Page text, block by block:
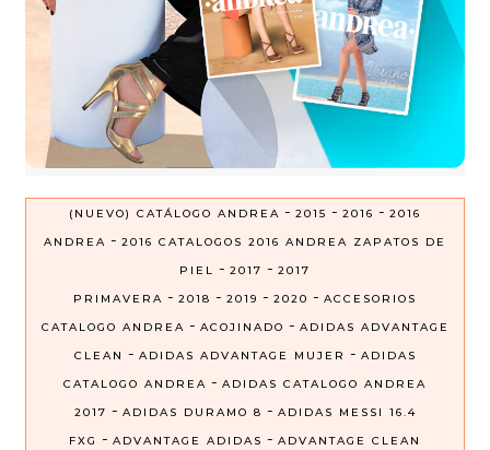
(NUEVO) CATÁLOGO ANDREA - 2015 - 2016 - 2016
ANDREA - 2016 CATALOGOS 2016 ANDREA ZAPATOS DE
PIEL
- 2017 - 2017
PRIMAVERA - 2018 - 2019 - 2020 - ACCESORIOS
CATALOGO ANDREA - ACOJINADO - ADIDAS ADVANTAGE
CLEAN
- ADIDAS ADVANTAGE MUJER - ADIDAS
CATALOGO ANDREA - ADIDAS CATALOGO ANDREA
2017 - ADIDAS DURAMO 8 - ADIDAS MESSI 16.4
FXG
- ADVANTAGE ADIDAS - ADVANTAGE CLEAN